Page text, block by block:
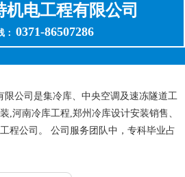
机电工程有限公司
： 0371-86507286
限公司是集冷库、中央空调及速冻隧道工
,河南冷库工程,郑州冷库设计安装销售、
程公司。 公司服务团队中，专科毕业占